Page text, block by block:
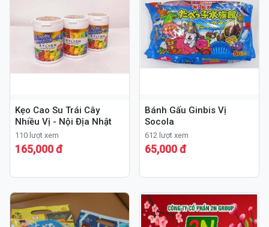
Kẹo Cao Su Trái Cây
Nhiều Vị - Nội Địa Nhật
110 lượt xem
165,000 đ
Bánh Gấu Ginbis Vị
Socola
612 lượt xem
65,000 đ